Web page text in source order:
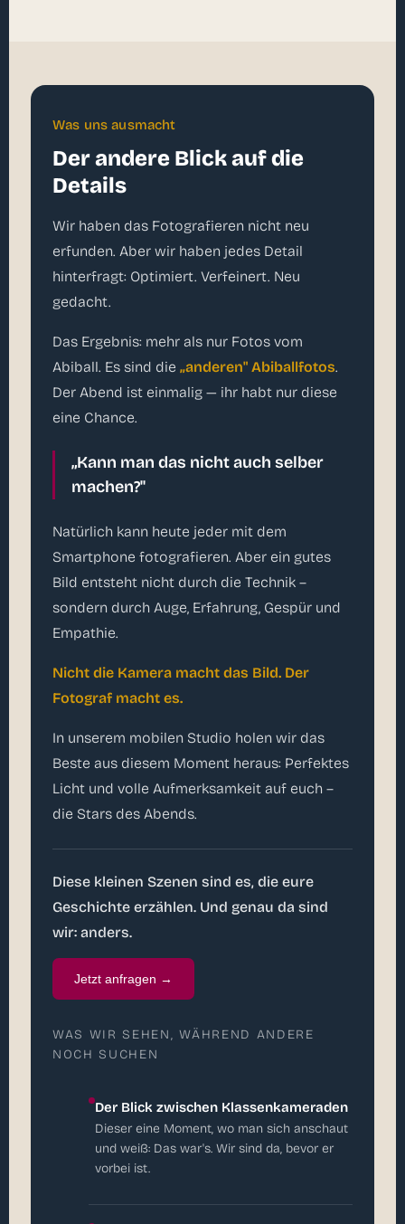
Was uns ausmacht
Der andere Blick auf die
Details
Wir haben das Fotografieren nicht neu
erfunden. Aber wir haben jedes Detail
hinterfragt: Optimiert. Verfeinert. Neu
gedacht.
Das Ergebnis: mehr als nur Fotos vom
Abiball. Es sind die „anderen" Abiballfotos.
Der Abend ist einmalig — ihr habt nur diese
eine Chance.
„Kann man das nicht auch selber
machen?"
Natürlich kann heute jeder mit dem
Smartphone fotografieren. Aber ein gutes
Bild entsteht nicht durch die Technik –
sondern durch Auge, Erfahrung, Gespür und
Empathie.
Nicht die Kamera macht das Bild. Der
Fotograf macht es.
In unserem mobilen Studio holen wir das
Beste aus diesem Moment heraus: Perfektes
Licht und volle Aufmerksamkeit auf euch –
die Stars des Abends.
Diese kleinen Szenen sind es, die eure
Geschichte erzählen. Und genau da sind
wir: anders.
Jetzt anfragen →
WAS WIR SEHEN, WÄHREND ANDERE
NOCH SUCHEN
Der Blick zwischen Klassenkameraden
Dieser eine Moment, wo man sich anschaut
und weiß: Das war's. Wir sind da, bevor er
vorbei ist.